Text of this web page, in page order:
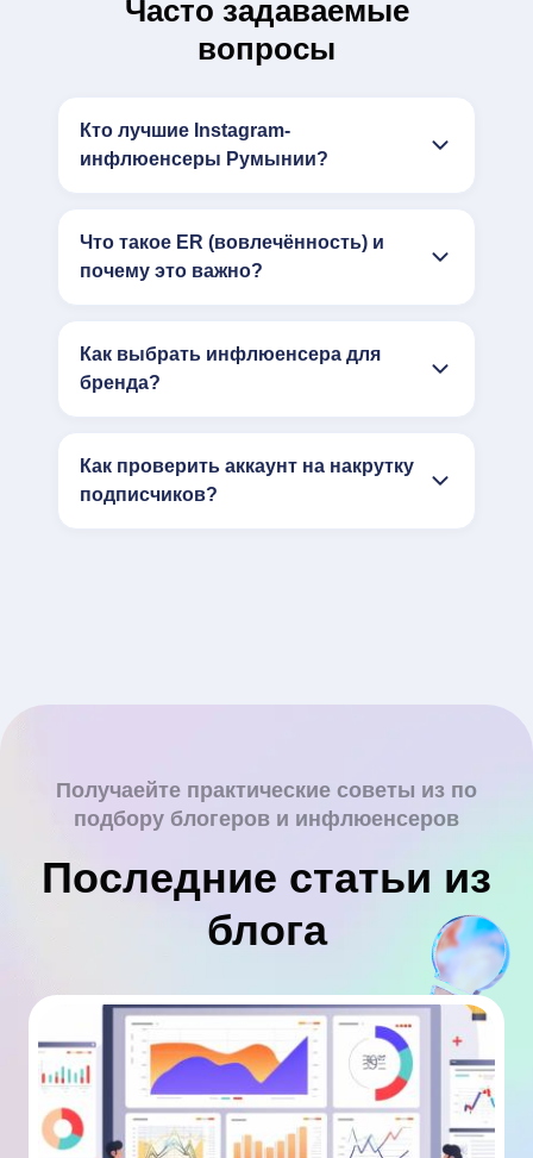
Часто задаваемые
вопросы
Кто лучшие Instagram-
инфлюенсеры Румынии?
Что такое ER (вовлечённость) и
почему это важно?
Как выбрать инфлюенсера для
бренда?
Как проверить аккаунт на накрутку
подписчиков?
Получаейте практические советы из по
подбору блогеров и инфлюенсеров
Последние статьи из
блога